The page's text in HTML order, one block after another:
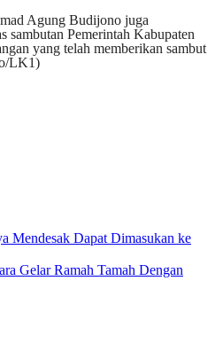
Agung Budijono juga
sambutan Pemerintah Kabupaten
yang telah memberikan sambut
LK1)
Mendesak Dapat Dimasukan ke
Gelar Ramah Tamah Dengan